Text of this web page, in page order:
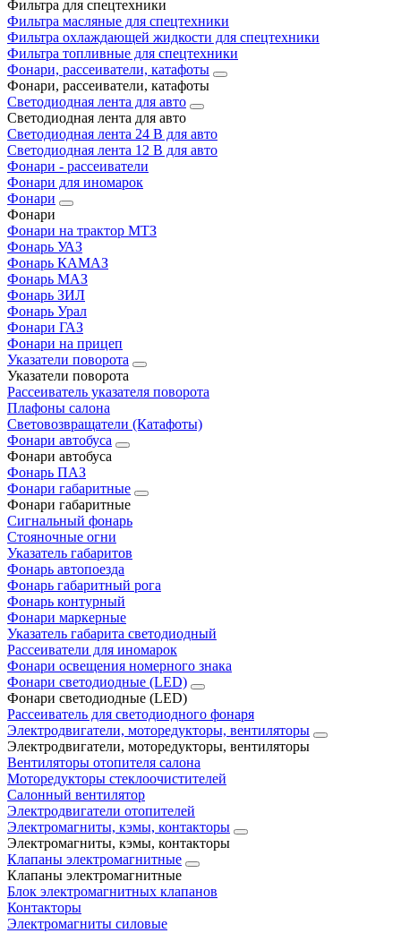
Фильтра для спецтехники
Фильтра масляные для спецтехники
Фильтра охлаждающей жидкости для спецтехники
Фильтра топливные для спецтехники
Фонари, рассеиватели, катафоты
Фонари, рассеиватели, катафоты
Светодиодная лента для авто
Светодиодная лента для авто
Светодиодная лента 24 В для авто
Светодиодная лента 12 В для авто
Фонари - рассеиватели
Фонари для иномарок
Фонари
Фонари
Фонари на трактор МТЗ
Фонарь УАЗ
Фонарь КАМАЗ
Фонарь МАЗ
Фонарь ЗИЛ
Фонарь Урал
Фонари ГАЗ
Фонари на прицеп
Указатели поворота
Указатели поворота
Рассеиватель указателя поворота
Плафоны салона
Световозвращатели (Катафоты)
Фонари автобуса
Фонари автобуса
Фонарь ПАЗ
Фонари габаритные
Фонари габаритные
Сигнальный фонарь
Стояночные огни
Указатель габаритов
Фонарь автопоезда
Фонарь габаритный рога
Фонарь контурный
Фонари маркерные
Указатель габарита светодиодный
Рассеиватели для иномарок
Фонари освещения номерного знака
Фонари светодиодные (LED)
Фонари светодиодные (LED)
Рассеиватель для светодиодного фонаря
Электродвигатели, моторедукторы, вентиляторы
Электродвигатели, моторедукторы, вентиляторы
Вентиляторы отопителя салона
Моторедукторы стеклоочистителей
Салонный вентилятор
Электродвигатели отопителей
Электромагниты, кэмы, контакторы
Электромагниты, кэмы, контакторы
Клапаны электромагнитные
Клапаны электромагнитные
Блок электромагнитных клапанов
Контакторы
Электромагниты силовые